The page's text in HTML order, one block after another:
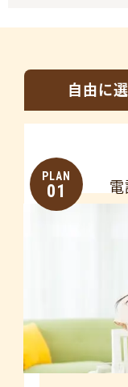
自由に
PLAN
01